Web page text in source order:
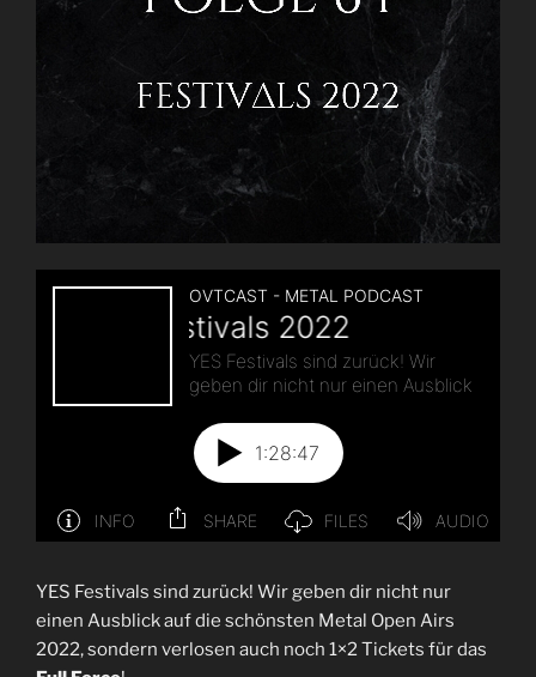
YES Festivals sind zurück! Wir geben dir nicht nur
einen Ausblick auf die schönsten Metal Open Airs
2022, sondern verlosen auch noch 1×2 Tickets für das